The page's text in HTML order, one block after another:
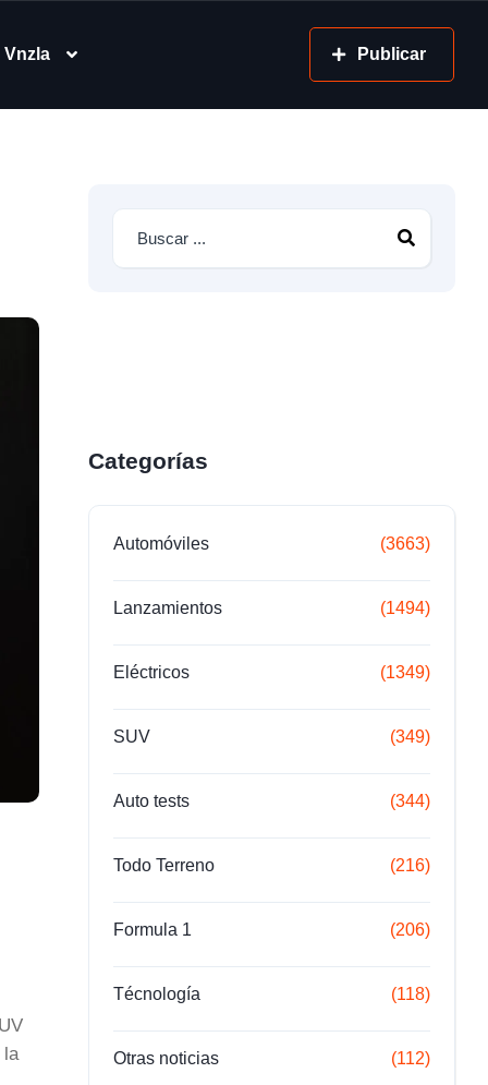
Vnzla Publicar
la
Categorías
Automóviles (3663)
Lanzamientos (1494)
Eléctricos (1349)
SUV (349)
Auto tests (344)
Todo Terreno (216)
Formula 1 (206)
Técnología (118)
Otras noticias (112)